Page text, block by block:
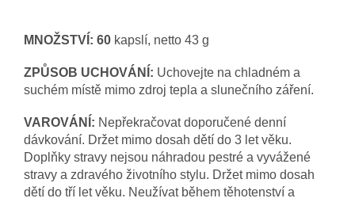
MNOŽSTVÍ: 60 kapslí, netto 43 g
ZPŮSOB UCHOVÁNÍ: Uchovejte na chladném a
suchém místě mimo zdroj tepla a slunečního záření.
VAROVÁNÍ: Nepřekračovat doporučené denní
dávkování. Držet mimo dosah dětí do 3 let věku.
Doplňky stravy nejsou náhradou pestré a vyvážené
stravy a zdravého životního stylu. Držet mimo dosah
dětí do tří let věku. Neužívat během těhotenství a